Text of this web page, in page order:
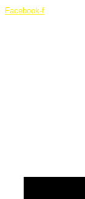
Facebook-f